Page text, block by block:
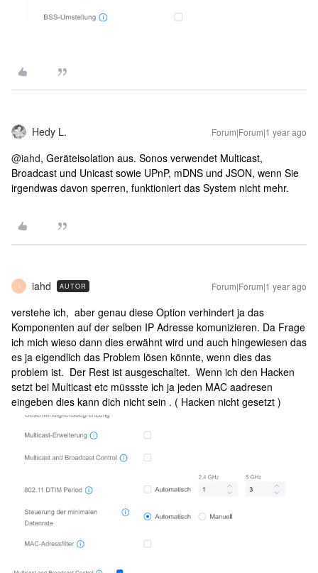
Hedy L. Forum|Forum|1 year ago
@iahd, Geräteisolation aus. Sonos verwendet Multicast,
Broadcast und Unicast sowie UPnP, mDNS und JSON, wenn Sie
irgendwas davon sperren, funktioniert das System nicht mehr.
I iahd AUTOR Forum|Forum|1 year ago
verstehe ich, aber genau diese Option verhindert ja das
Komponenten auf der selben IP Adresse komunizieren. Da Frage
ich mich wieso dann dies erwähnt wird und auch hingewiesen das
es ja eigendlich das Problem lösen könnte, wenn dies das
problem ist. Der Rest ist ausgeschaltet. Wenn ich den Hacken
setzt bei Multicast etc müssste ich ja jeden MAC aadresen
eingeben dies kann dich nicht sein . ( Hacken nicht gesetzt )